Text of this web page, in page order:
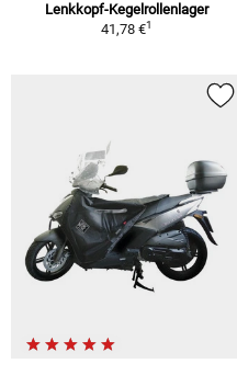
Lenkkopf-Kegelrollenlager
41,78 €1